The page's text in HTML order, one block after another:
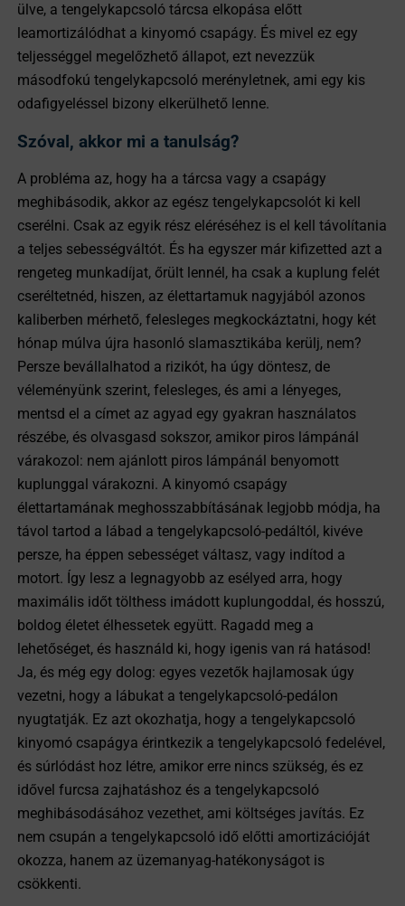
ülve, a tengelykapcsoló tárcsa elkopása előtt
leamortizálódhat a kinyomó csapágy. És mivel ez egy
teljességgel megelőzhető állapot, ezt nevezzük
másodfokú tengelykapcsoló merényletnek, ami egy kis
odafigyeléssel bizony elkerülhető lenne.
Szóval, akkor mi a tanulság?
A probléma az, hogy ha a tárcsa vagy a csapágy
meghibásodik, akkor az egész tengelykapcsolót ki kell
cserélni. Csak az egyik rész eléréséhez is el kell távolítania
a teljes sebességváltót. És ha egyszer már kifizetted azt a
rengeteg munkadíjat, őrült lennél, ha csak a kuplung felét
cseréltetnéd, hiszen, az élettartamuk nagyjából azonos
kaliberben mérhető, felesleges megkockáztatni, hogy két
hónap múlva újra hasonló slamasztikába kerülj, nem?
Persze bevállalhatod a rizikót, ha úgy döntesz, de
véleményünk szerint, felesleges, és ami a lényeges,
mentsd el a címet az agyad egy gyakran használatos
részébe, és olvasgasd sokszor, amikor piros lámpánál
várakozol: nem ajánlott piros lámpánál benyomott
kuplunggal várakozni. A kinyomó csapágy
élettartamának meghosszabbításának legjobb módja, ha
távol tartod a lábad a tengelykapcsoló-pedáltól, kivéve
persze, ha éppen sebességet váltasz, vagy indítod a
motort. Így lesz a legnagyobb az esélyed arra, hogy
maximális időt tölthess imádott kuplungoddal, és hosszú,
boldog életet élhessetek együtt. Ragadd meg a
lehetőséget, és használd ki, hogy igenis van rá hatásod!
Ja, és még egy dolog: egyes vezetők hajlamosak úgy
vezetni, hogy a lábukat a tengelykapcsoló-pedálon
nyugtatják. Ez azt okozhatja, hogy a tengelykapcsoló
kinyomó csapágya érintkezik a tengelykapcsoló fedelével,
és súrlódást hoz létre, amikor erre nincs szükség, és ez
idővel furcsa zajhatáshoz és a tengelykapcsoló
meghibásodásához vezethet, ami költséges javítás. Ez
nem csupán a tengelykapcsoló idő előtti amortizációját
okozza, hanem az üzemanyag-hatékonyságot is
csökkenti.